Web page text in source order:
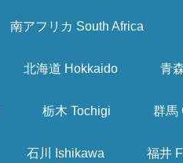
南アフリカ South Africa
北海道 Hokkaido 青
栃木 Tochigi 群馬
石川 Ishikawa 福井